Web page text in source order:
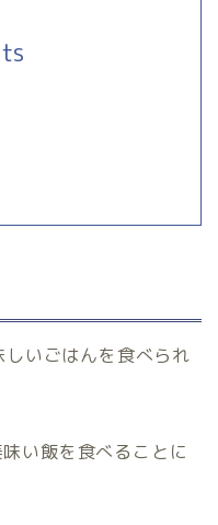
いごはんを食べられ
味い飯を食べることに